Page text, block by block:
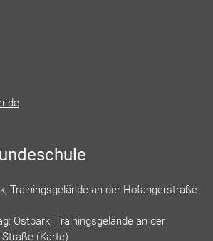
Trainingsgelände an der Hofangerstraße
Ostpark, Trainingsgelände an der
Straße (Karte)